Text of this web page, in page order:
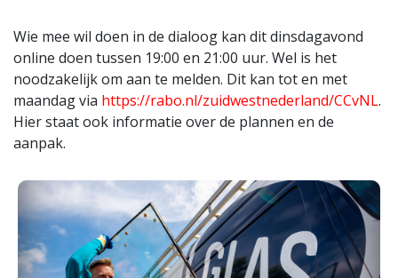
Wie mee wil doen in de dialoog kan dit dinsdagavond
online doen tussen 19:00 en 21:00 uur. Wel is het
noodzakelijk om aan te melden. Dit kan tot en met
maandag via https://rabo.nl/zuidwestnederland/CCvNL.
Hier staat ook informatie over de plannen en de
aanpak.